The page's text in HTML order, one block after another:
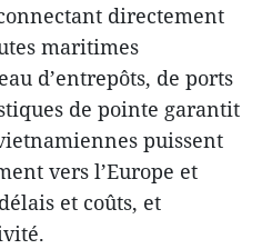
directement
maritimes
d’entrepôts, de ports
de pointe garantit
puissent
vers l’Europe et
et coûts, et